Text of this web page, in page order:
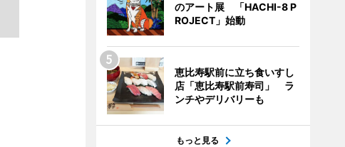
のアート展 「HACHI-8 P
ROJECT」始動
恵比寿駅前に立ち食いすし
店「恵比寿駅前寿司」 ラ
ンチやデリバリーも
もっと見る